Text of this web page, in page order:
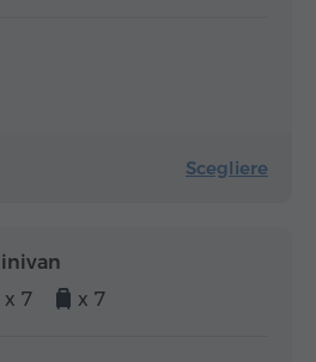
Scegliere
x 7
x 7